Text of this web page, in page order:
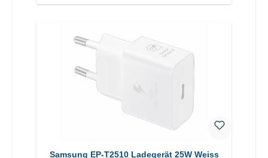
Samsung EP-T2510 Ladegerät 25W Weiss